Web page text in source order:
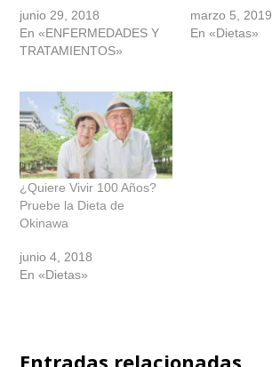
junio 29, 2018
En «ENFERMEDADES Y
TRATAMIENTOS»
marzo 5, 2019
En «Dietas»
¿Quiere Vivir 100 Años?
Pruebe la Dieta de
Okinawa
junio 4, 2018
En «Dietas»